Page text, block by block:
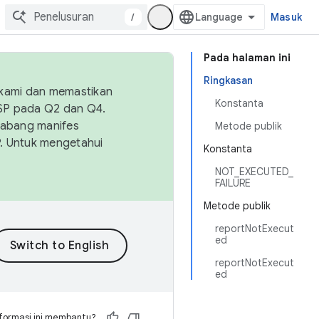
/ Masuk
Pada halaman ini
Ringkasan
Konstanta
Metode publik
Konstanta
NOT_EXECUTED_
FAILURE
Metode publik
reportNotExecut
ed
reportNotExecut
ed
dan memastikan
pada Q2 dan Q4.
manifes
Untuk mengetahui